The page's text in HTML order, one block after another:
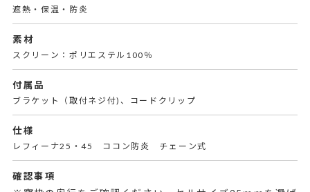
遮熱・保温・防炎
素材
スクリーン：ポリエステル100％
付属品
ブラケット（取付ネジ付)、コードクリップ
仕様
レフィーナ25・45 ココン防炎 チェーン式
確認事項